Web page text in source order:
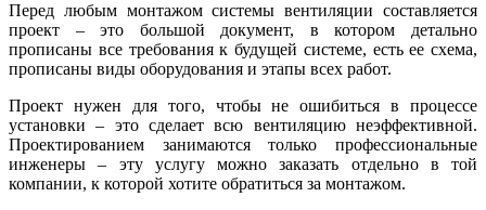
Перед любым монтажом системы вентиляции составляется
проект – это большой документ, в котором детально
прописаны все требования к будущей системе, есть ее схема,
прописаны виды оборудования и этапы всех работ.
Проект нужен для того, чтобы не ошибиться в процессе
установки – это сделает всю вентиляцию неэффективной.
Проектированием занимаются только профессиональные
инженеры – эту услугу можно заказать отдельно в той
компании, к которой хотите обратиться за монтажом.